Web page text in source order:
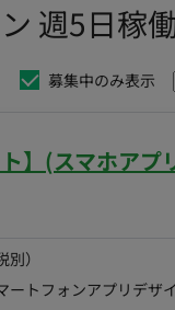
週5日稼
募集中のみ表示
】(スマホアプ
）
ートフォンアプリデザ